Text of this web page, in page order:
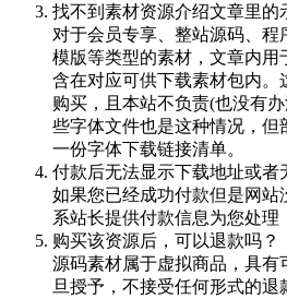
找不到素材资源介绍文章里的
对于会员专享、整站源码、
模版等类型的素材，文章内用
含在对应可供下载素材包内。
购买，且本站不负责(也没有
些字体文件也是这种情况，但
一份字体下载链接清单。
付款后无法显示下载地址或者
如果您已经成功付款但是网站
系站长提供付款信息为您处理
购买该资源后，可以退款吗？
源码素材属于虚拟商品，具有
旦授予，不接受任何形式的